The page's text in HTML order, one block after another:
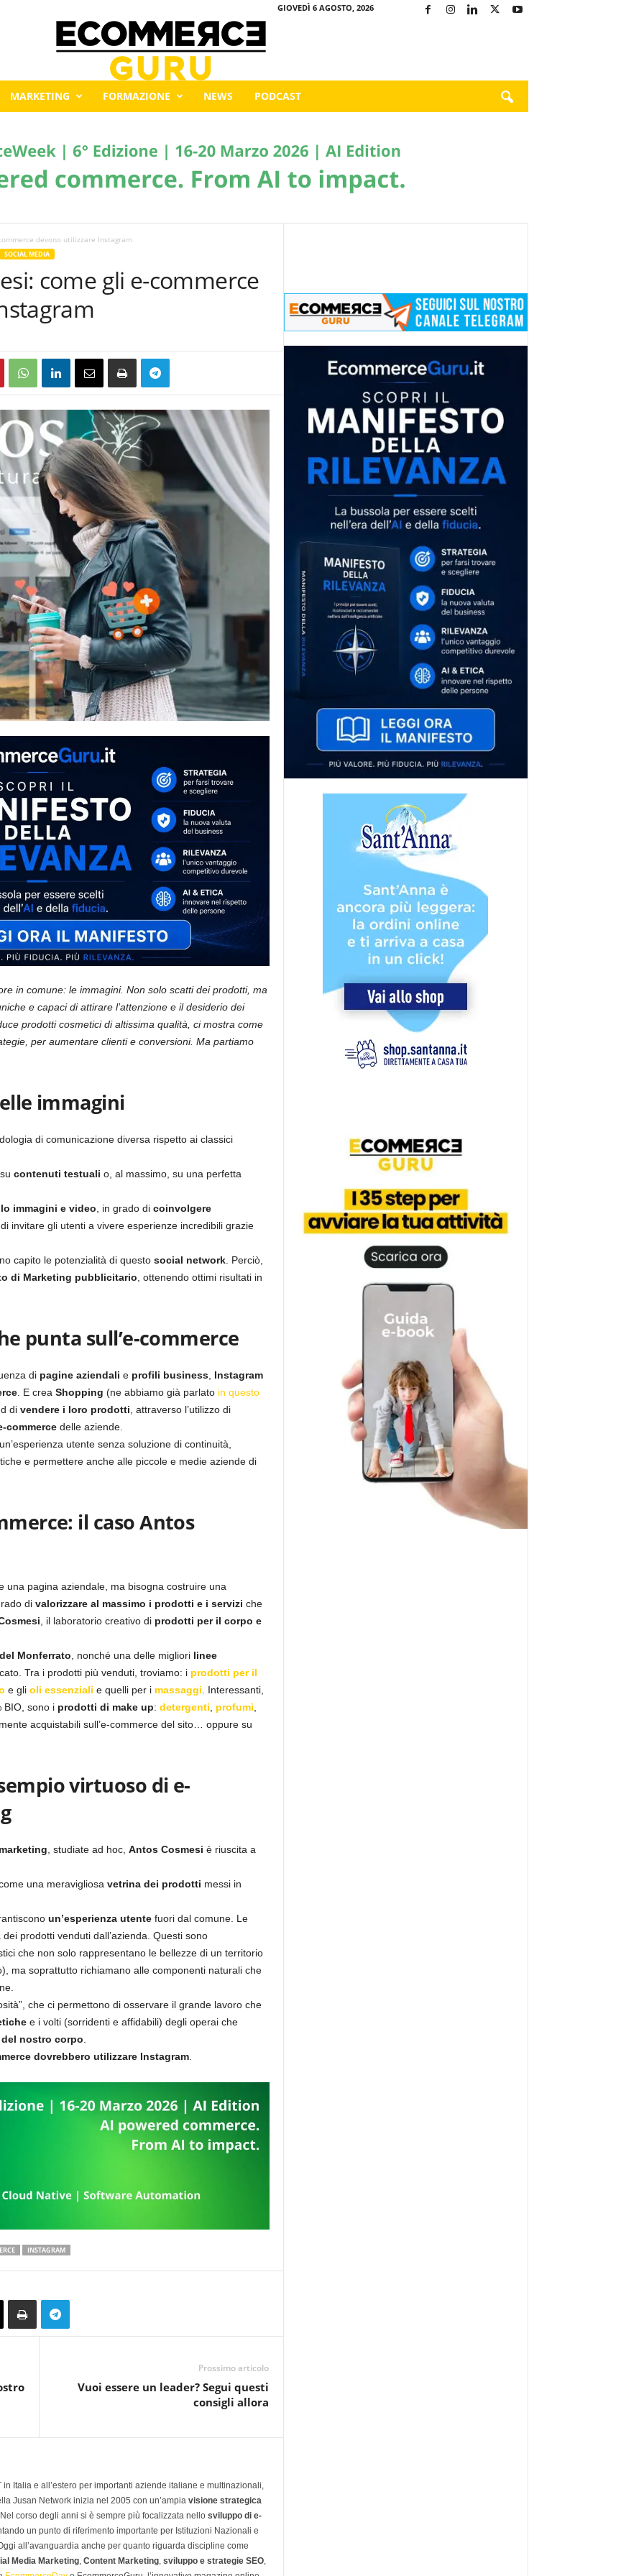
GIOVEDÌ 6 AGOSTO, 2026
MARKETING FORMAZIONE NEWS PODCAST
devono utilizzare Instagram
SOCIAL MEDIA
come gli e-commerce
in comune: le immagini. Non solo scatti dei prodotti, ma
e capaci di attirare l’attenzione e il desiderio dei
prodotti cosmetici di altissima qualità, ci mostra come
per aumentare clienti e conversioni. Ma partiamo
immagini
di comunicazione diversa rispetto ai classici
contenuti testuali o, al massimo, su una perfetta
immagini e video , in grado di coinvolgere
invitare gli utenti a vivere esperienze incredibili grazie
capito le potenzialità di questo social network. Perciò,
di Marketing pubblicitario , ottenendo ottimi risultati in
punta sull’e-commerce
di pagine aziendali e profili business, Instagram
. E crea Shopping (ne abbiamo già parlato in questo
di vendere i loro prodotti , attraverso l’utilizzo di
commercedelle aziende.
utente senza soluzione di continuità,
e permettere anche alle piccole e medie aziende di
il caso Antos
una pagina aziendale, ma bisogna costruire una
di valorizzare al massimo i prodotti e i servizi che
, il laboratorio creativo di prodotti per il corpo e
Monferrato , nonché una delle migliori linee
Tra i prodotti più venduti, troviamo: i prodotti per il
e gli oli essenziali e quelli per i massaggi . Interessanti,
BIO, sono i prodotti di make up: detergenti profumi
acquistabili sull’e-commerce del sito… oppure su
virtuoso di e-
, studiate ad hoc, Antos Cosmesi è riuscita a
una meravigliosa vetrina dei prodotti messi in
un’esperienza utentefuori dal comune. Le
prodotti venduti dall’azienda. Questi sono
che non solo rappresentano le bellezze di un territorio
ma soprattutto richiamano alle componenti naturali che
che ci permettono di osservare il grande lavoro che
e i volti (sorridenti e affidabili) degli operai che
del nostro corpo
dovrebbero utilizzare Instagram.
INSTAGRAM
Prossimo articolo
Vuoi essere un leader? Segui questi
consigli allora
Italia e all’estero per importanti aziende italiane e multinazionali,
Jusan Network inizia nel 2005 con un’ampia visione strategica
corso degli anni si è sempre più focalizzata nello sviluppo di e-
un punto di riferimento importante per Istituzioni Nazionali e
all’avanguardia anche per quanto riguarda discipline come
Media Marketing, Content Marketing, sviluppo e strategie SEO,